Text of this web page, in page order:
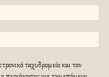
ταχυδρομείο και τον